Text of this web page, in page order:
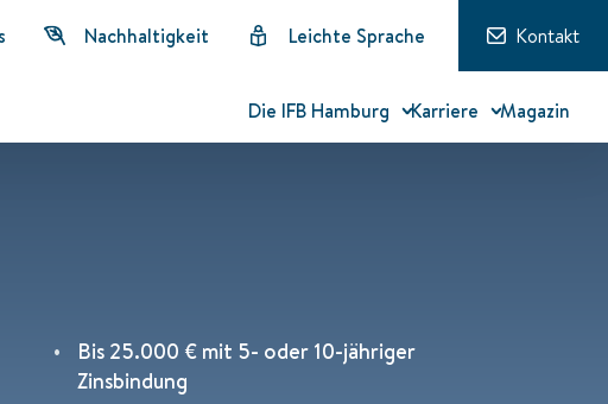
Nachhaltigkeit Leichte Sprache Kontakt
Die IFB Hamburg Karriere Magazin
Bis 25.000 € mit 5- oder 10-jähriger
Zinsbindung